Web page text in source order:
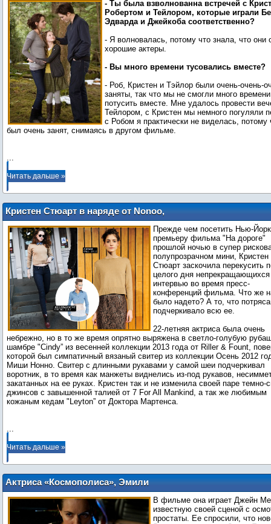
- Ты была взволнованна встречей с
Робертом и Тейлором, которые играли
Эдварда и Джейкоба соответственно?
- Я волновалась, потому что знала, что они
хорошие актеры.
- Вы много времени тусовались вместе?
- Роб, Кристен и Тэйлор были очень-очень-
заняты, так что мы не смогли много времени
потусить вместе. Мне удалось провести
Тейлором, с Кристен мы немного погуляли
с Робом я практически не виделась, потому
был очень занят, снимаясь в другом фильме.
...
Читать дальше »
Кристен Стюарт в наряде от Nonoo,
Riller & Fount и 7 For All Mankind на
пресс-джанкете в Нью-Йорке
Прежде чем посетить Нью-
премьеру фильма "На дороге"
прошлой ночью в супер
полупрозрачном мини, Кристен
Стюарт заскочила перекусить
целого дня непрекращающихся
интервью во время пресс-
конференций фильма. Что же
было надето? А то, что
подчеркивало всю ее.
22-летняя актриса была очень
небрежно, но в то же время опрятно выряжена в светло-голубую
шамбре "Cindy” из весенней коллекции 2013 года от Riller & Fount,
которой был симпатичный вязаный свитер из коллекции Осень 2012
Миши Нонно. Свитер с длинными рукавами у самой шеи подчеркивал
воротник, в то время как манжеты виднелись из-под рукавов,
закатанных на ее руках. Кристен так и не изменила своей паре темно-
джинсов с завышенной талией от 7 For All Mankind, а так же любимым
кожаным кедам "Leyton” от Доктора Мартенса.
...
Читать дальше »
Актриса «Космополиса», Эмили
Хэмпшир говорит о Роберте Паттинсоне
В фильме она играет Джейн
известную своей сценой с
простаты. Ее спросили, что